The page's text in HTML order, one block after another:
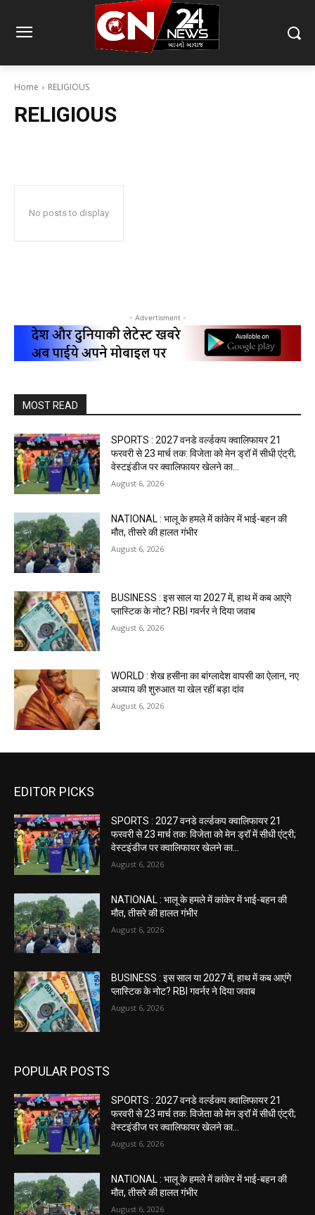
Home RELIGIOUS
RELIGIOUS
No posts to display
- Advertisment -
MOST READ
SPORTS : 2027 वनडे वर्ल्डकप क्वालिफायर 21
फरवरी से 23 मार्च तक: विजेता को मेन ड्रॉ में सीधी एंट्री;
वेस्टइंडीज पर क्वालिफायर खेलने का...
August 6, 2026
NATIONAL : भालू के हमले में कांकेर में भाई-बहन की
मौत, तीसरे की हालत गंभीर
August 6, 2026
BUSINESS : इस साल या 2027 में, हाथ में कब आएंगे
प्लास्टिक के नोट? RBI गवर्नर ने दिया जवाब
August 6, 2026
WORLD : शेख हसीना का बांग्लादेश वापसी का ऐलान, नए
अध्याय की शुरुआत या खेल रहीं बड़ा दांव
August 6, 2026
EDITOR PICKS
SPORTS : 2027 वनडे वर्ल्डकप क्वालिफायर 21
फरवरी से 23 मार्च तक: विजेता को मेन ड्रॉ में सीधी एंट्री;
वेस्टइंडीज पर क्वालिफायर खेलने का...
August 6, 2026
NATIONAL : भालू के हमले में कांकेर में भाई-बहन की
मौत, तीसरे की हालत गंभीर
August 6, 2026
BUSINESS : इस साल या 2027 में, हाथ में कब आएंगे
प्लास्टिक के नोट? RBI गवर्नर ने दिया जवाब
August 6, 2026
POPULAR POSTS
SPORTS : 2027 वनडे वर्ल्डकप क्वालिफायर 21
फरवरी से 23 मार्च तक: विजेता को मेन ड्रॉ में सीधी एंट्री;
वेस्टइंडीज पर क्वालिफायर खेलने का...
August 6, 2026
NATIONAL : भालू के हमले में कांकेर में भाई-बहन की
मौत, तीसरे की हालत गंभीर
August 6, 2026